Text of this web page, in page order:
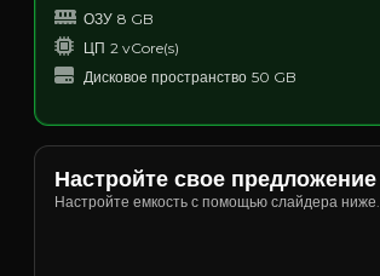
ОЗУ 8 GB
ЦП 2 vCore(s)
Дисковое пространство 50 GB
Настройте свое предложение
Настройте емкость с помощью слайдера ниже.